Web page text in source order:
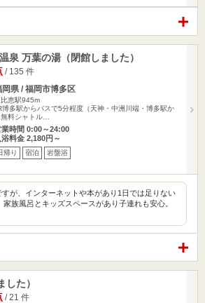
泉 万葉の湯（閉館しました）
/ 135 件
岡県 / 福岡市博多区
恵駅945m
博多駅からバスで5分程度（天神・中洲川端・博多駅か
無料シャトル…
業時間 0:00～24:00
浴料金 2,180円～
帰り 宿泊 岩盤浴
すが、インターネットや本があり1日では足りない
家族風呂とキッズスペースがあり子連れも安心。
た）
/ 21 件